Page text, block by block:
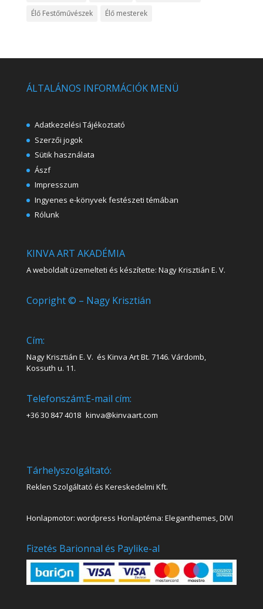
Élő Festőművészek
Élő mesterek
ÁLTALÁNOS INFORMÁCIÓK MENÜ
Adatkezelési Tájékoztató
Szerzői jogok
Sütik használata
Ászf
Impresszum
Ingyenes e-könyvek festészeti témában
Rólunk
KINVA ART AKADÉMIA
A weboldalt üzemelteti és készítette: Nagy Krisztián E. V.
Copright © – Nagy Krisztián
Cím:
Nagy Krisztián E. V. és Kinva Art Bt. 7146. Várdomb,
Kossuth u. 11.
Telefonszám:
+36 30 847 4018
E-mail cím:
kinva@kinvaart.com
Tárhelyszolgáltató:
Reklen Szolgáltató és Kereskedelmi Kft.
Honlapmotor: wordpress Honlaptéma: Eleganthemes, DIVI
Fizetés Barionnal és Paylike-al